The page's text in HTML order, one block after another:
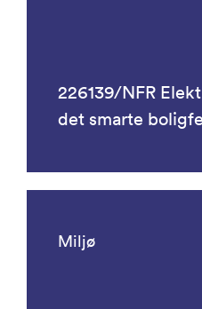
226139/NFR
det smarte
Miljø